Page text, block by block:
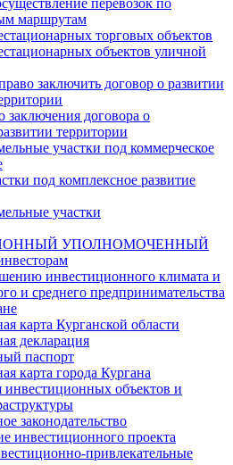
перевозок по
маршрутам
торговых объектов
объектов уличной
заключить договор о развитии
заключения договора о
территории
участки под коммерческое
под комплексное развитие
участки
УПОЛНОМОЧЕННЫЙ
инвестиционного климата и
и среднего предпринимательства
карта Курганской области
декларация
паспорт
карта города Кургана
инвестиционных объектов и
законодательство
инвестиционного проекта
привлекательные